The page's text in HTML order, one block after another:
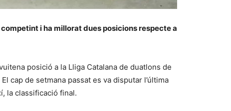
i ha millorat dues posicions respecte a
posició a la Lliga Catalana de duatlons de
cap de setmana passat es va disputar l’última
la classificació final.